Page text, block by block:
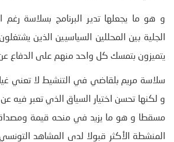
و هو ما يجعلها تدير البرنامج بسلاسة رغم
الجلية بين المحللين السياسيين الذين
يتميزون بتمسك كل واحد منهم على الدفاع
سلاسة مريم بلقاضي في التنشيط لا تعني
و لكنها تحسن اختيار السياق الذي تعبر فيه
مسقطا و هو ما يزيد في منحه قيمة
المنشطة الأكثر قبولا لدى المشاهد